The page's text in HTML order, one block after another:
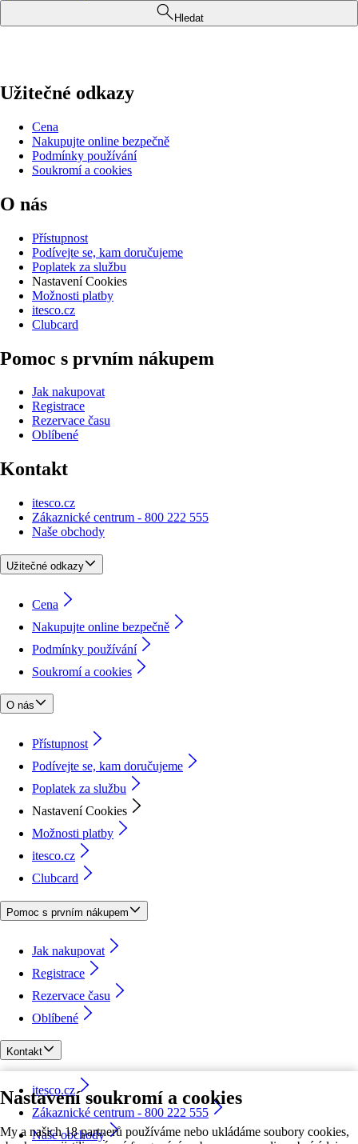
Nastavení soukromí a cookies
My a našich 18 partnerů používáme nebo ukládáme soubory cookies,
Hledat
Užitečné odkazy
Cena
Nakupujte online bezpečně
Podmínky používání
Soukromí a cookies
O nás
Přístupnost
Podívejte se, kam doručujeme
Poplatek za službu
Nastavení Cookies
Možnosti platby
itesco.cz
Clubcard
Pomoc s prvním nákupem
Jak nakupovat
Registrace
Rezervace času
Oblíbené
Kontakt
itesco.cz
Zákaznické centrum - 800 222 555
Naše obchody
Užitečné odkazy
Cena
Nakupujte online bezpečně
Podmínky používání
Soukromí a cookies
O nás
Přístupnost
Podívejte se, kam doručujeme
Poplatek za službu
Nastavení Cookies
Možnosti platby
itesco.cz
Clubcard
Pomoc s prvním nákupem
Jak nakupovat
Registrace
Rezervace času
Oblíbené
Kontakt
itesco.cz
Zákaznické centrum - 800 222 555
Naše obchody